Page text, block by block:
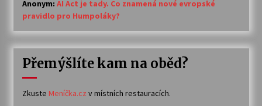
Anonym: AI Act je tady. Co znamená nové evropské
pravidlo pro Humpoláky?
Přemýšlíte kam na oběd?
Zkuste Meníčka.cz v místních restauracích.